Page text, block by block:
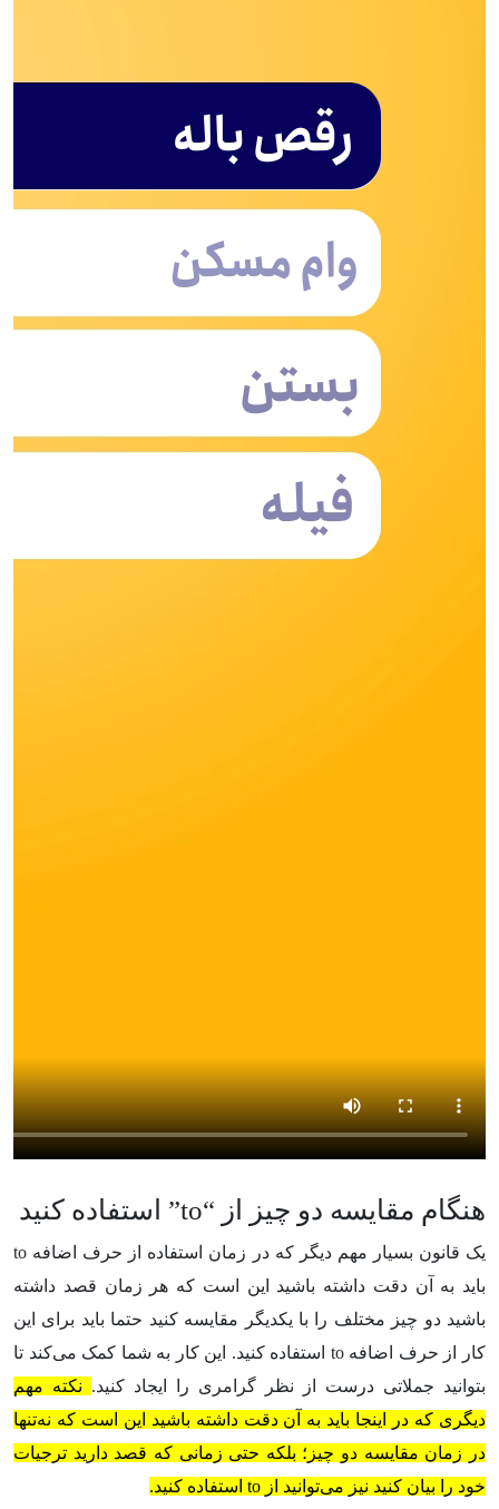
هنگام مقایسه دو چیز از “to” استفاده کنید
یک قانون بسیار مهم دیگر که در زمان استفاده از حرف اضافه to
باید به آن دقت داشته باشید این است که هر زمان قصد داشته
باشید دو چیز مختلف را با یکدیگر مقایسه کنید حتما باید برای این
کار از حرف اضافهto استفاده کنید. این کار به شما کمک می‌کند تا
بتوانید جملاتی درست از نظر گرامری را ایجاد کنید. نکته مهم
دیگری که در اینجا باید به آن دقت داشته باشید این است که نه‌تنها
در زمان مقایسه دو چیز؛ بلکه حتی زمانی که قصد دارید ترجیات
خود را بیان کنید نیز می‌توانید از to استفاده کنید.